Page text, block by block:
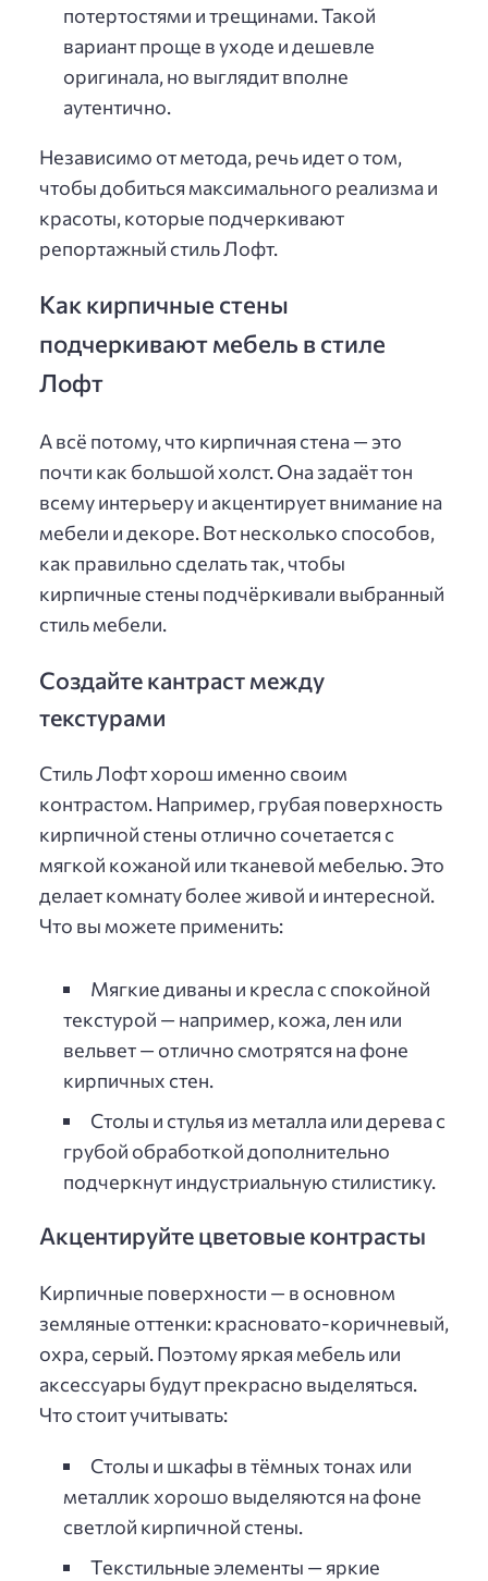
потертостями и трещинами. Такой
вариант проще в уходе и дешевле
оригинала, но выглядит вполне
аутентично.
Независимо от метода, речь идет о том,
чтобы добиться максимального реализма и
красоты, которые подчеркивают
репортажный стиль Лофт.
Как кирпичные стены
подчеркивают мебель в стиле
Лофт
А всё потому, что кирпичная стена — это
почти как большой холст. Она задаёт тон
всему интерьеру и акцентирует внимание на
мебели и декоре. Вот несколько способов,
как правильно сделать так, чтобы
кирпичные стены подчёркивали выбранный
стиль мебели.
Создайте кантраст между
текстурами
Стиль Лофт хорош именно своим
контрастом. Например, грубая поверхность
кирпичной стены отлично сочетается с
мягкой кожаной или тканевой мебелью. Это
делает комнату более живой и интересной.
Что вы можете применить:
Мягкие диваны и кресла с спокойной
текстурой — например, кожа, лен или
вельвет — отлично смотрятся на фоне
кирпичных стен.
Столы и стулья из металла или дерева с
грубой обработкой дополнительно
подчеркнут индустриальную стилистику.
Акцентируйте цветовые контрасты
Кирпичные поверхности — в основном
земляные оттенки: красновато-коричневый,
охра, серый. Поэтому яркая мебель или
аксессуары будут прекрасно выделяться.
Что стоит учитывать:
Столы и шкафы в тёмных тонах или
металлик хорошо выделяются на фоне
светлой кирпичной стены.
Текстильные элементы — яркие